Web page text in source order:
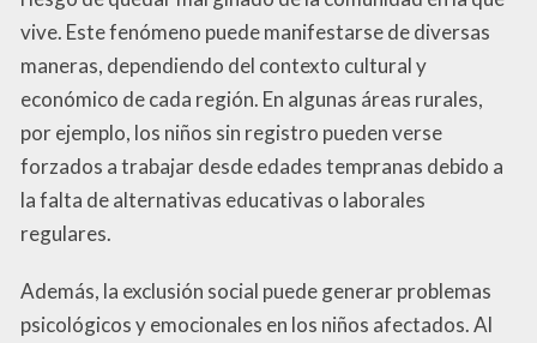
vive. Este fenómeno puede manifestarse de diversas
maneras, dependiendo del contexto cultural y
económico de cada región. En algunas áreas rurales,
por ejemplo, los niños sin registro pueden verse
forzados a trabajar desde edades tempranas debido a
la falta de alternativas educativas o laborales
regulares.
Además, la exclusión social puede generar problemas
psicológicos y emocionales en los niños afectados. Al